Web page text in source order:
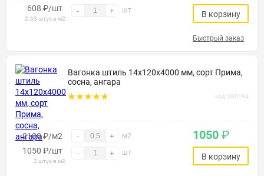
608 ₽/шт
2.63 штук в м2
- + шт В корзину
Быстрый заказ
Вагонка штиль 14х120х4000 мм, сорт Прима,
сосна, ангара
код: 080194
2100 ₽/м2 - + м2
1050 ₽/шт
2 штук в м2
- + шт
1050 ₽
В корзину